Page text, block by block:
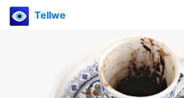
Tellwe